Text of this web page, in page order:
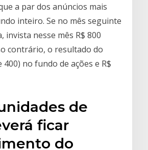
a par dos anúncios mais
inteiro. Se no mês seguinte
nesse mês R$ 800
contrário, o resultado do
no fundo de ações e R$
de
ficar
do